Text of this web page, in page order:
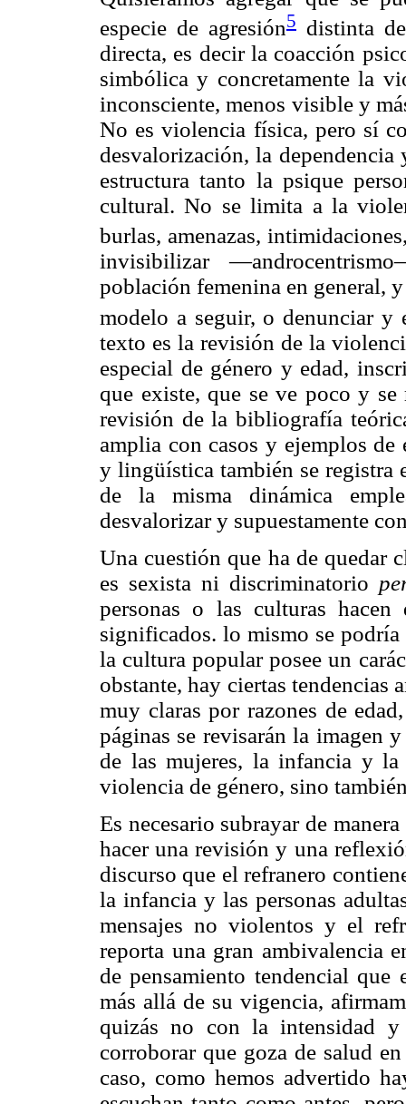
especie de agresión5 distinta
directa, es decir la coacción
simbólica y concretamente la
inconsciente, menos visible y
No es violencia física, pero sí
desvalorización, la
estructura tanto la psique
cultural. No se limita a la
burlas, amenazas,
invisibilizar
población femenina en general,
modelo a seguir, o denunciar y
texto es la revisión de la
especial de género y edad,
que existe, que se ve poco y
revisión de la bibliografía
amplia con casos y ejemplos
y lingüística también se registra
de la misma dinámica
desvalorizar y supuestamente
Una cuestión que ha de quedar
es sexista ni discriminatorio
personas o las culturas
significados. lo mismo se
la cultura popular posee un
obstante, hay ciertas tendencias
muy claras por razones de
páginas se revisarán la imagen
de las mujeres, la infancia y
violencia de género, sino
Es necesario subrayar de
hacer una revisión y una
discurso que el refranero
la infancia y las personas
mensajes no violentos y el
reporta una gran ambivalencia
de pensamiento tendencial
más allá de su vigencia,
quizás no con la intensidad
corroborar que goza de salud
caso, como hemos advertido